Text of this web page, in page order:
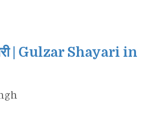
| Gulzar Shayari in